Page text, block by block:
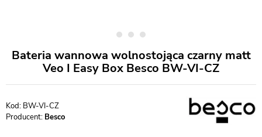
Bateria wannowa wolnostojąca czarny matt
Veo I Easy Box Besco BW-VI-CZ
BW-VI-CZ
Producent: Besco